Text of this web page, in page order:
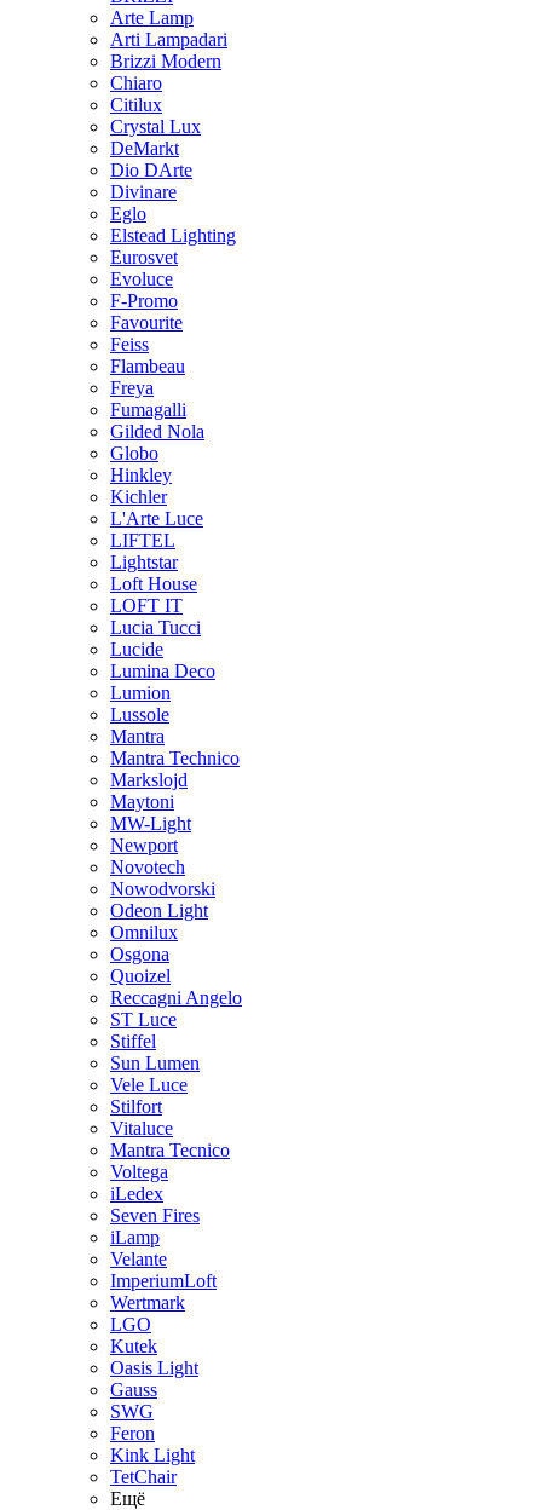
Arte Lamp
Arti Lampadari
Brizzi Modern
Chiaro
Citilux
Crystal Lux
DeMarkt
Dio DArte
Divinare
Eglo
Elstead Lighting
Eurosvet
Evoluce
F-Promo
Favourite
Feiss
Flambeau
Freya
Fumagalli
Gilded Nola
Globo
Hinkley
Kichler
L'Arte Luce
LIFTEL
Lightstar
Loft House
LOFT IT
Lucia Tucci
Lucide
Lumina Deco
Lumion
Lussole
Mantra
Mantra Technico
Markslojd
Maytoni
MW-Light
Newport
Novotech
Nowodvorski
Odeon Light
Omnilux
Osgona
Quoizel
Reccagni Angelo
ST Luce
Stiffel
Sun Lumen
Vele Luce
Stilfort
Vitaluce
Mantra Tecnico
Voltega
iLedex
Seven Fires
iLamp
Velante
ImperiumLoft
Wertmark
LGO
Kutek
Oasis Light
Gauss
SWG
Feron
Kink Light
TetСhair
Ещё